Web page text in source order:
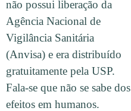
não possui liberação da
Agência Nacional de
Vigilância Sanitária
(Anvisa) e era distribuído
gratuitamente pela USP.
Fala-se que não se sabe dos
efeitos em humanos.